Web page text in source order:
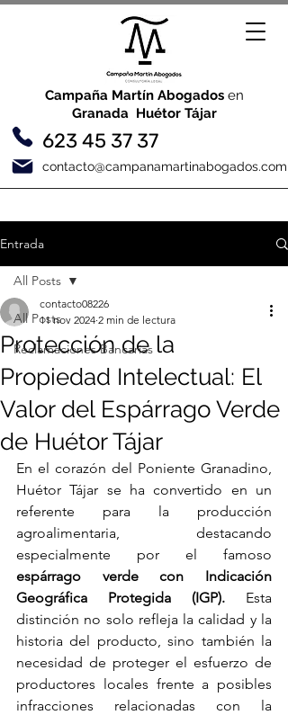
Campaña Martín Abogadosen
Granada Huétor Tájar
623 45 37 37
contacto@campanamartinabogados.com
Entrada
All Posts
Reclamaciones Bancarias
All Posts
Protección de la
Propiedad Intelectual: El
Valor del Espárrago Verde
de Huétor Tájar
contacto08226
11 nov 2024 2 min de lectura
En el corazón del Poniente Granadino,
Huétor Tájar se ha convertido en un
referente para la producción
agroalimentaria, destacando
espárrago verde con Indicación
Geográfica Protegida (IGP). Esta
distinción no solo refleja la calidad y la
historia del producto, sino también la
necesidad de proteger el esfuerzo de
productores locales frente a posibles
infracciones relacionadas con la